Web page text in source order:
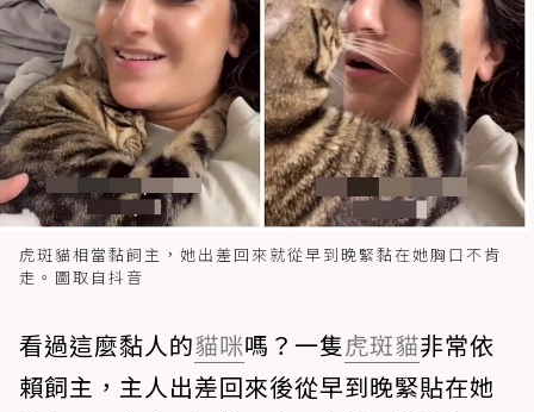
虎斑貓相當黏飼主，她出差回來就從早到晚緊黏在她胸口不肯
走。圖取自抖音
看過這麼黏人的貓咪嗎？一隻虎斑貓非常依
賴飼主，主人出差回來後從早到晚緊貼在她